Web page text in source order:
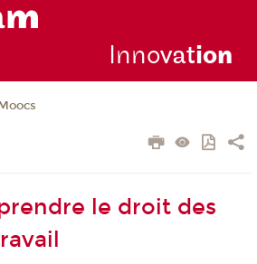
Innovation
le droit des